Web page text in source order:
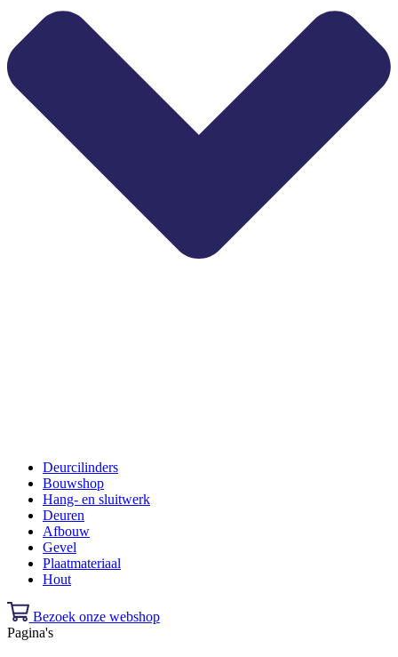
Deurcilinders
Bouwshop
Hang- en sluitwerk
Deuren
Afbouw
Gevel
Plaatmateriaal
Hout
Bezoek onze webshop
Pagina's